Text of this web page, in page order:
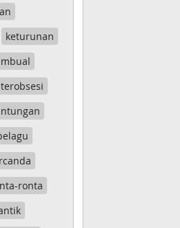
keturunan
terobsesi
ronta